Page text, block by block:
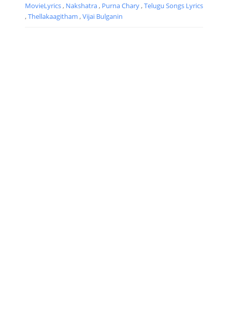
MovieLyrics, Nakshatra, Purna Chary,Telugu Songs Lyrics
,Thellakaagitham ,Vijai Bulganin